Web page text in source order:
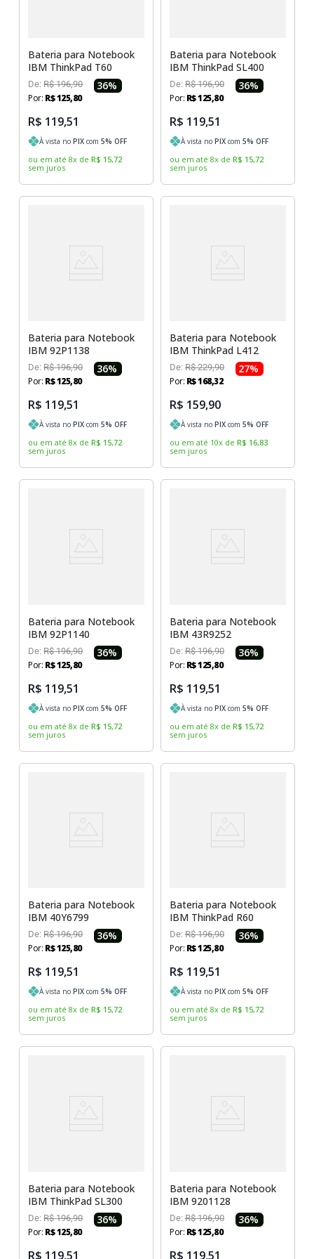
Tela para Iphone
Bateria para Notebook
IBM ThinkPad T60
De:R$ 196,90 36%
Por: R$125,80
R$ 119,51
À vista noPIX com5% OFF
ou em até 8x de R$ 15,72
sem juros
Bateria para Notebook
IBM ThinkPad SL400
De: R$ 196,90 36%
Por: R$125,80
R$ 119,51
À vista no PIX com 5% OFF
ou em até 8x de R$ 15,72
sem juros
Bateria para Notebook
IBM 92P1138
De:R$ 196,90 36%
Por: R$125,80
R$ 119,51
À vista noPIX com5% OFF
ou em até 8x de R$ 15,72
sem juros
Bateria para Notebook
IBM ThinkPad L412
De: R$ 229,90 27%
Por: R$168,32
R$ 159,90
À vista no PIX com 5% OFF
ou em até 10x de R$ 16,83
sem juros
Bateria para Notebook
IBM 92P1140
De:R$ 196,90 36%
Por: R$125,80
R$ 119,51
À vista noPIX com5% OFF
ou em até 8x de R$ 15,72
sem juros
Bateria para Notebook
IBM 43R9252
De: R$ 196,90 36%
Por: R$125,80
R$ 119,51
À vista no PIX com 5% OFF
ou em até 8x de R$ 15,72
sem juros
Bateria para Notebook
IBM 40Y6799
De:R$ 196,90 36%
Por: R$125,80
R$ 119,51
À vista noPIX com5% OFF
ou em até 8x de R$ 15,72
sem juros
Bateria para Notebook
IBM ThinkPad R60
De: R$ 196,90 36%
Por: R$125,80
R$ 119,51
À vista no PIX com 5% OFF
ou em até 8x de R$ 15,72
sem juros
Bateria para Notebook
IBM ThinkPad SL300
De:R$ 196,90 36%
Por: R$125,80
R$ 119,51
Bateria para Notebook
IBM 9201128
De: R$ 196,90 36%
Por: R$125,80
R$ 119,51